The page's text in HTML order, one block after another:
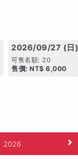
2026/09/27 (日)
可售名額: 20
售價: NT$ 6,000
2026